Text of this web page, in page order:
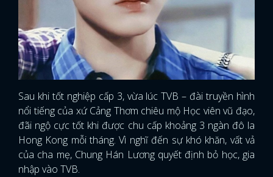
Sau khi tốt nghiệp cấp 3, vừa lúc TVB – đài truyền hình
nổi tiếng của xứ Cảng Thơm chiêu mộ Học viên vũ đạo,
đãi ngộ cực tốt khi được chu cấp khoảng 3 ngàn đô la
Hong Kong mỗi tháng. Vì nghĩ đến sự khó khăn, vất vả
của cha mẹ, Chung Hán Lương quyết định bỏ học, gia
nhập vào TVB.